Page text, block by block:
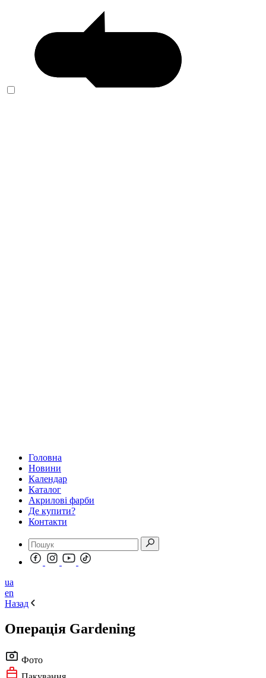
Головна
Новини
Календар
Каталог
Акрилові фарби
Де купити?
Контакти
ua
en
Назад
Операція Gardening
Фото